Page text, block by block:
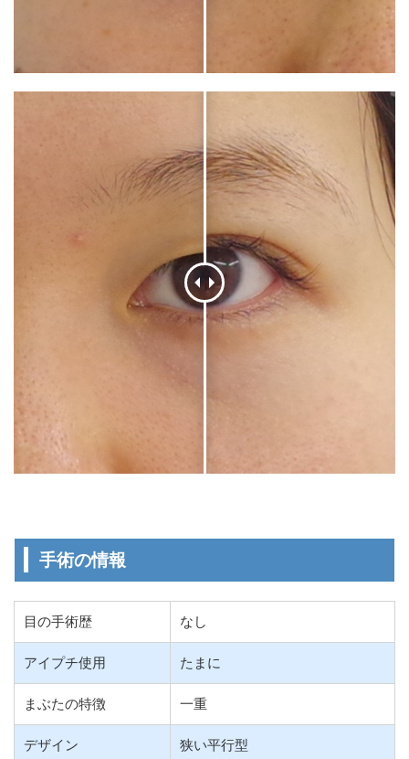
手術の情報
目の手術歴 なし
アイプチ使用 たまに
まぶたの特徴 一重
デザイン 狭い平行型